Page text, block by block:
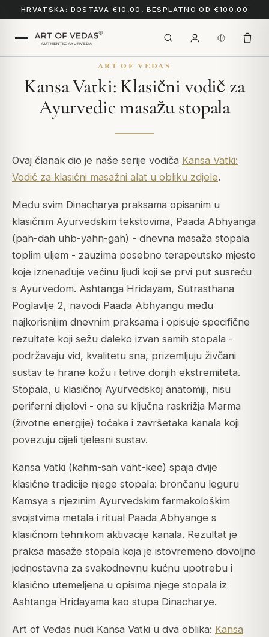
HRVATSKA: DOSTAVA €10,00, BESPLATNO OD €100,00
ART OF VEDAS
Kansa Vatki: Klasični vodič za
Ayurvedic masažu stopala
Ovaj članak dio je naše serije vodiča Kansa Vatki:
Vodič za klasični masažni alat u obliku zdjele.
Među svim Dinacharya praksama opisanim u
klasičnim Ayurvedskim tekstovima, Paada Abhyanga
(pah-dah uhb-yahn-gah) - dnevna masaža stopala
toplim uljem - zauzima posebno terapeutsko mjesto
koje iznenađuje većinu ljudi koji se prvi put susreću
s Ayurvedom. Ashtanga Hridayam, Sutrasthana
Poglavlje 2, navodi Paada Abhyangu među
najkorisnijim dnevnim praksama i opisuje specifične
rezultate koji sežu daleko izvan samih stopala -
podržavaju vid, kvalitetu sna, prizemljuju živčani
sustav te hrane kožu i tetive donjih ekstremiteta.
Stopala, u klasičnoj Ayurvedskoj anatomiji, nisu
periferni dijelovi - ona su ključna raskrižja Marma
(životne energije) točaka i završetaka kanala koji
povezuju cijeli tjelesni sustav.
Kansa Vatki (kahm-sah vaht-kee) spaja dvije
klasične tradicije njege stopala: brončanu leguru
Kamsya s njezinim Ayurvedskim farmakološkim
svojstvima metala i ritual Paada Abhyange s
klasičnom tehnikom aktivacije kanala. Rezultat je
praksa masaže stopala koja je istovremeno dovoljno
jednostavna za svakodnevnu kućnu upotrebu i
klasično utemeljena u opisima njege stopala iz
Ashtanga Hridayama kao stupa Dinacharye.
Art of Vedas nudi Kansa Vatki u dva oblika: Kansa